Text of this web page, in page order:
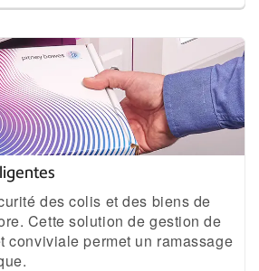
des colis et des biens de
Cette solution de gestion de
conviviale permet un ramassage